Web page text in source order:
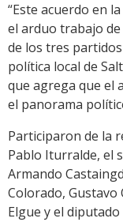
“Este acuerdo en
el arduo trabajo de
de los tres
política local de
que agrega que el
el panorama
Participaron de la
Pablo Iturralde, el
Armando
Colorado, Gustavo
Elgue y el